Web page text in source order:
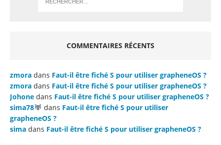
COMMENTAIRES RÉCENTS
zmora dans Faut-il être fiché S pour utiliser grapheneOS ?
zmora dans Faut-il être fiché S pour utiliser grapheneOS ?
Johone dans Faut-il être fiché S pour utiliser grapheneOS ?
sima78
dans Faut-il être fiché S pour utiliser
grapheneOS ?
sima dans Faut-il être fiché S pour utiliser grapheneOS ?